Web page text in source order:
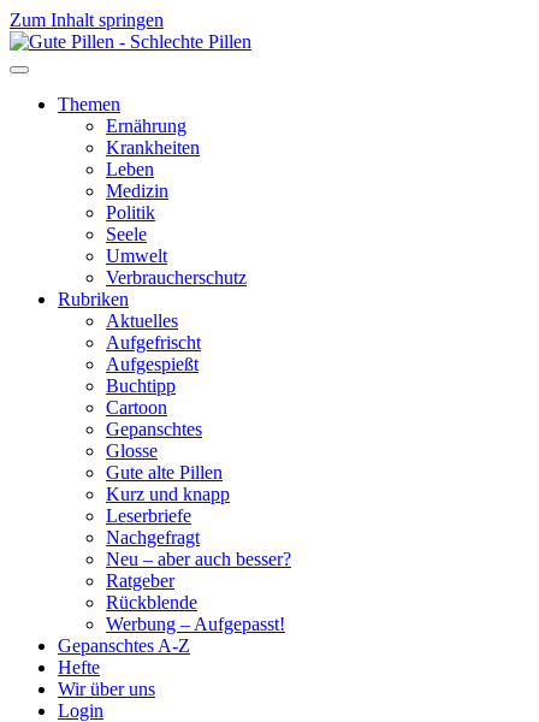
Zum Inhalt springen
Themen
Ernährung
Krankheiten
Leben
Medizin
Politik
Seele
Umwelt
Verbraucherschutz
Rubriken
Aktuelles
Aufgefrischt
Aufgespießt
Buchtipp
Cartoon
Gepanschtes
Glosse
Gute alte Pillen
Kurz und knapp
Leserbriefe
Nachgefragt
Neu – aber auch besser?
Ratgeber
Rückblende
Werbung – Aufgepasst!
Gepanschtes A-Z
Hefte
Wir über uns
Login